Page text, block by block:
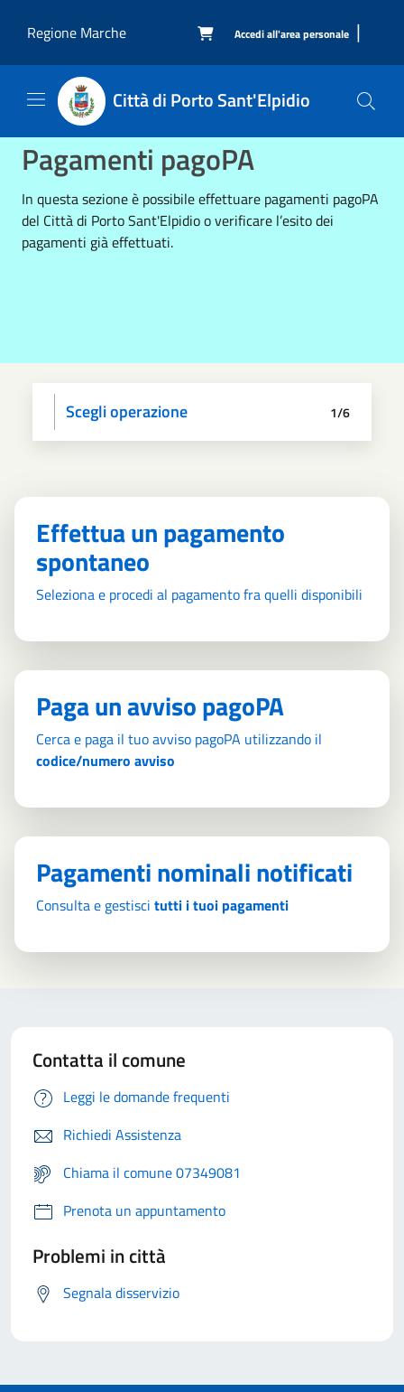
Regione Marche
 Accedi all'area personale |
Città di Porto Sant'Elpidio
Pagamenti pagoPA
In questa sezione è possibile effettuare pagamenti pagoPA
del Città di Porto Sant'Elpidio o verificare l’esito dei
pagamenti già effettuati.
Scegli operazione
Informativa privacy
Scegli il pagamento
Dati anagrafici
Paga
Riepilogo 1/6
Effettua un pagamento
spontaneo
Seleziona e procedi al pagamento fra quelli disponibili
Paga un avviso pagoPA
Cerca e paga il tuo avviso pagoPA utilizzando il
codice/numero avviso
Pagamenti nominali notificati
Consulta e gestisci tutti i tuoi pagamenti
Contatta il comune
Leggi le domande frequenti
Richiedi Assistenza
Chiama il comune 07349081
Prenota un appuntamento
Problemi in città
Segnala disservizio